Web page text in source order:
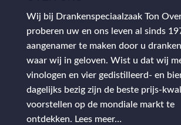
Wij bij Drankenspeciaalzaak Ton
proberen uw en ons leven al sinds
aangenamer te maken door u
waar wij in geloven. Wist u dat wij
vinologen en vier gedistilleerd- en
dagelijks bezig zijn de beste prijs-
voorstellen op de mondiale markt te
ontdekken. Lees meer…